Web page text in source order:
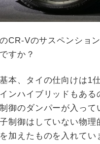
CR-Vのサスペンショ
すか？
基本、タイの仕向けは1
ンハイブリッドもある
御のダンパーが入って
制御はしていない物理
加えたものを入れてい